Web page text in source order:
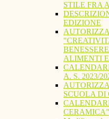
STILE FRA
EDIZIONE
ALIMENTI
A. S. 2023/
SCUOLA DI
CERAMICA"